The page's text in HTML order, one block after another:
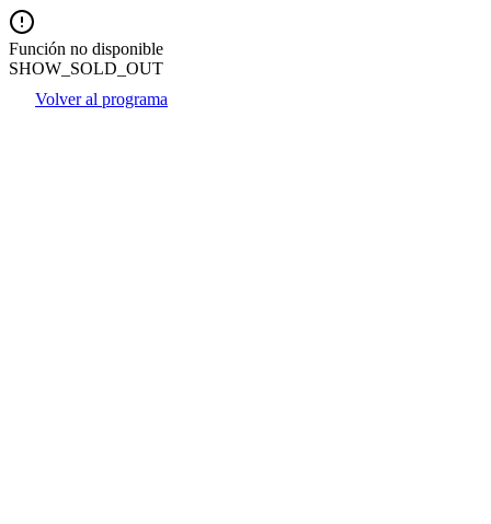
Función no disponible
SHOW_SOLD_OUT
Volver al programa